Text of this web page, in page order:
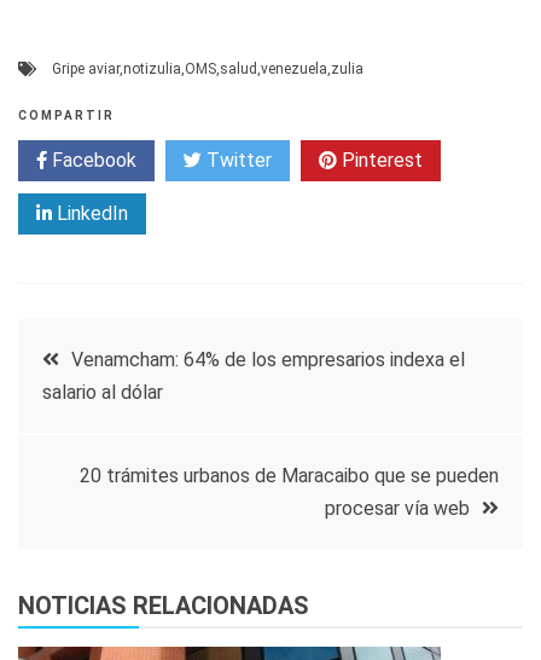
Gripe aviar,notizulia,OMS,salud,venezuela,zulia
COMPARTIR
Facebook Twitter Pinterest
LinkedIn
Navegación
entradas
Venamcham: 64% de los empresarios indexa el
salario al dólar
20 trámites urbanos de Maracaibo que se pueden
procesar vía web
NOTICIAS RELACIONADAS